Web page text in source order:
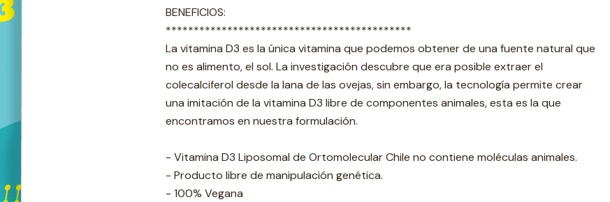
BENEFICIOS:
********************************************
La vitamina D3 es la única vitamina que podemos obtener de una fuente natural que
no es alimento, el sol. La investigación descubre que era posible extraer el
colecalciferol desde la lana de las ovejas, sin embargo, la tecnología permite crear
una imitación de la vitamina D3 libre de componentes animales, esta es la que
encontramos en nuestra formulación.
- Vitamina D3 Liposomal de Ortomolecular Chile no contiene moléculas animales.
- Producto libre de manipulación genética.
- 100% Vegana